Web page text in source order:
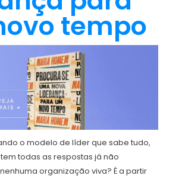
tempo
o modelo de líder que sabe tudo,
todas as respostas já não
organização viva? É a partir